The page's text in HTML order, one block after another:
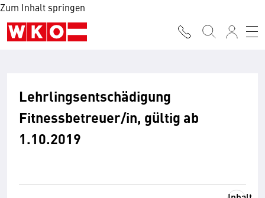
Zum Inhalt springen
Lehrlingsentschädigung
Fitnessbetreuer/in, gültig ab
1.10.2019